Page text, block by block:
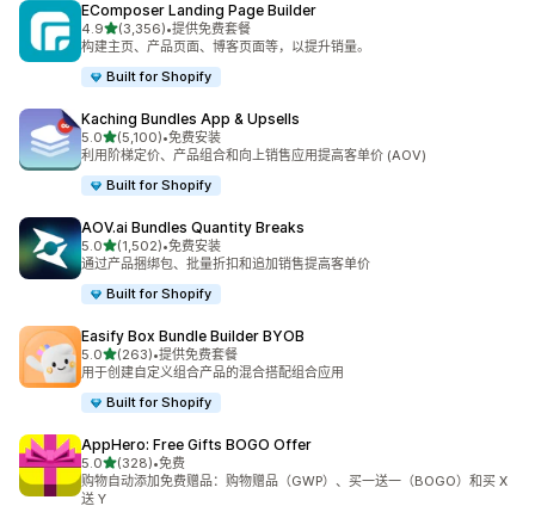
EComposer Landing Page Builder
4.9星（满分 5 星）
(3,356)
总共 3356 条评论
•提供免费套餐
构建主页、产品页面、博客页面等，以提升销量。
Built for Shopify
Kaching Bundles App & Upsells
5.0星（满分 5 星）
(5,100)
总共 5100 条评论
•免费安装
利用阶梯定价、产品组合和向上销售应用提高客单价 (AOV)
Built for Shopify
AOV.ai Bundles Quantity Breaks
5.0星（满分 5 星）
(1,502)
总共 1502 条评论
•免费安装
通过产品捆绑包、批量折扣和追加销售提高客单价
Built for Shopify
Easify Box Bundle Builder BYOB
5.0星（满分 5 星）
(263)
总共 263 条评论
•提供免费套餐
用于创建自定义组合产品的混合搭配组合应用
Built for Shopify
AppHero: Free Gifts BOGO Offer
5.0星（满分 5 星）
(328)
总共 328 条评论
•免费
购物自动添加免费赠品：购物赠品（GWP）、买一送一（BOGO）和买 X
送 Y